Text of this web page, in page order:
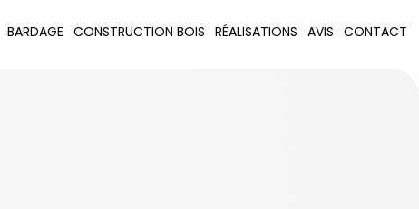
BARDAGE CONSTRUCTION BOIS RÉALISATIONS AVIS CONTACT